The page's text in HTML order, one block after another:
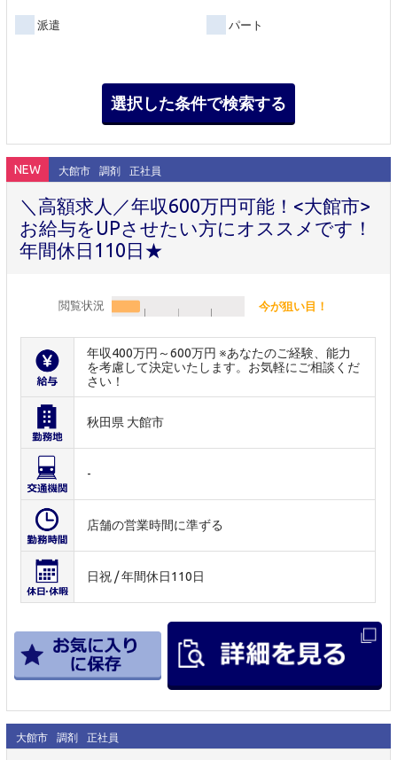
派遣 パート
NEW 大館市 調剤 正社員
＼高額求人／年収600万円可能！<大館市>
お給与をUPさせたい方にオススメです！
年間休日110日★
閲覧状況 今が狙い目！
年収400万円～600万円 ※あなたのご経験、能力
を考慮して決定いたします。お気軽にご相談くだ
さい！
秋田県 大館市
-
店舗の営業時間に準ずる
日祝 / 年間休日110日
大館市 調剤 正社員